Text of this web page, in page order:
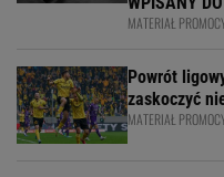
MATERIAŁ
Powrót
zaskoczyć
MATERIAŁ